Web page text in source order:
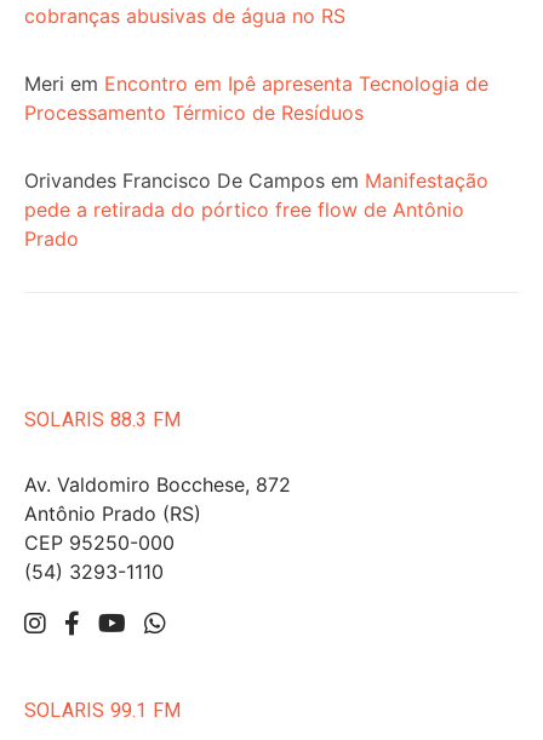
cobranças abusivas de água no RS
Meri em Encontro em Ipê apresenta Tecnologia de
Processamento Térmico de Resíduos
Orivandes Francisco De Campos em Manifestação
pede a retirada do pórtico free flow de Antônio
Prado
SOLARIS 88.3 FM
Av. Valdomiro Bocchese, 872
Antônio Prado (RS)
CEP 95250-000
(54) 3293-1110
SOLARIS 99.1 FM